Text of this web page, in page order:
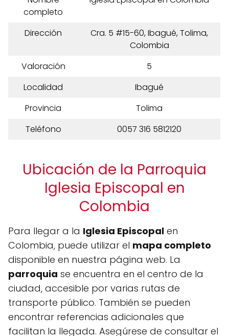
completo
Dirección
Cra. 5 #15-60, Ibagué, Tolima,
Colombia
Valoración
5
Localidad
Ibagué
Provincia
Tolima
Teléfono
0057 316 5812120
Ubicación de la Parroquia
Iglesia Episcopal en
Colombia
Para llegar a la Iglesia Episcopal en
Colombia, puede utilizar el mapa completo
disponible en nuestra página web. La
parroquia se encuentra en el centro de la
ciudad, accesible por varias rutas de
transporte público. También se pueden
encontrar referencias adicionales que
facilitan la llegada. Asegúrese de consultar el